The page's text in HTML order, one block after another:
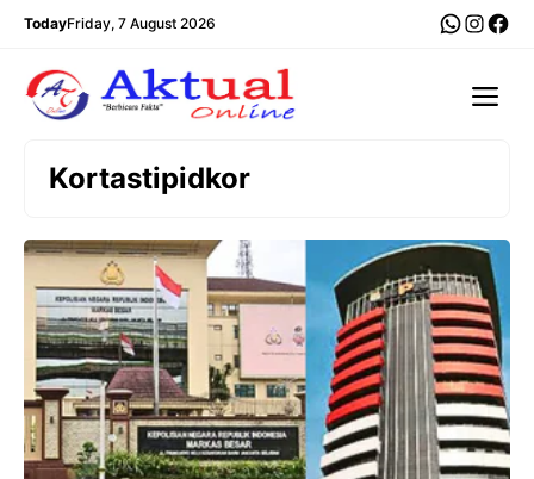
Langsung
TodayFriday, 7 August 2026
Kortastipidkor